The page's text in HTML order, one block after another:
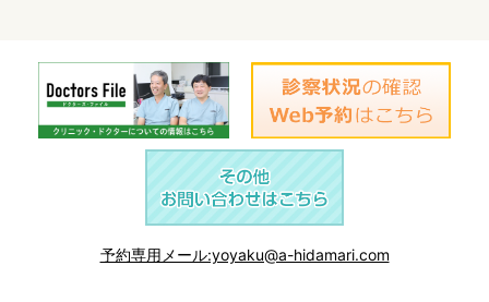
予約専用メール:yoyaku@a-hidamari.com